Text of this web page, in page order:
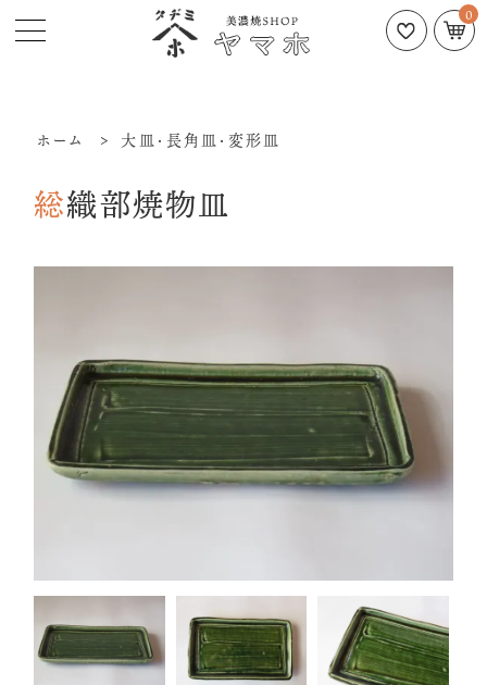
0
ホーム > 大皿・長角皿・変形皿
総織部焼物皿